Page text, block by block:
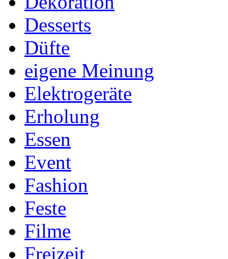
Desserts
Düfte
eigene Meinung
Elektrogeräte
Erholung
Essen
Event
Fashion
Feste
Filme
Freizeit